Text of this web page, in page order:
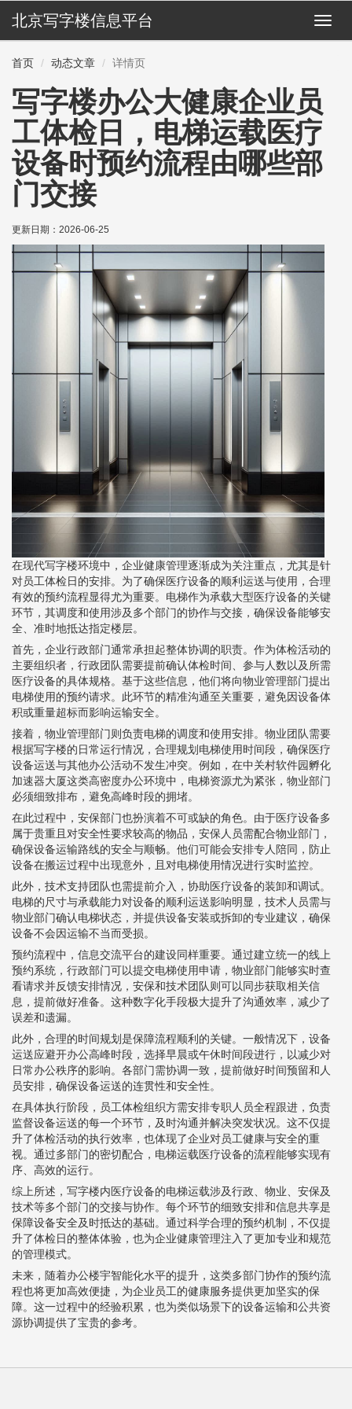
切
换
北京写字楼信息平台
首页 动态文章 详情页
写字楼办公大健康企业员
工体检日，电梯运载医疗
设备时预约流程由哪些部
门交接
更新日期： 2026-06-25
在现代写字楼环境中，企业健康管理逐渐成为关注重点，尤其是针
对员工体检日的安排。为了确保医疗设备的顺利运送与使用，合理
有效的预约流程显得尤为重要。电梯作为承载大型医疗设备的关键
环节，其调度和使用涉及多个部门的协作与交接，确保设备能够安
全、准时地抵达指定楼层。
首先，企业行政部门通常承担起整体协调的职责。作为体检活动的
主要组织者，行政团队需要提前确认体检时间、参与人数以及所需
医疗设备的具体规格。基于这些信息，他们将向物业管理部门提出
电梯使用的预约请求。此环节的精准沟通至关重要，避免因设备体
积或重量超标而影响运输安全。
接着，物业管理部门则负责电梯的调度和使用安排。物业团队需要
根据写字楼的日常运行情况，合理规划电梯使用时间段，确保医疗
设备运送与其他办公活动不发生冲突。例如，在中关村软件园孵化
加速器大厦这类高密度办公环境中，电梯资源尤为紧张，物业部门
必须细致排布，避免高峰时段的拥堵。
在此过程中，安保部门也扮演着不可或缺的角色。由于医疗设备多
属于贵重且对安全性要求较高的物品，安保人员需配合物业部门，
确保设备运输路线的安全与顺畅。他们可能会安排专人陪同，防止
设备在搬运过程中出现意外，且对电梯使用情况进行实时监控。
此外，技术支持团队也需提前介入，协助医疗设备的装卸和调试。
电梯的尺寸与承载能力对设备的顺利运送影响明显，技术人员需与
物业部门确认电梯状态，并提供设备安装或拆卸的专业建议，确保
设备不会因运输不当而受损。
预约流程中，信息交流平台的建设同样重要。通过建立统一的线上
预约系统，行政部门可以提交电梯使用申请，物业部门能够实时查
看请求并反馈安排情况，安保和技术团队则可以同步获取相关信
息，提前做好准备。这种数字化手段极大提升了沟通效率，减少了
误差和遗漏。
此外，合理的时间规划是保障流程顺利的关键。一般情况下，设备
运送应避开办公高峰时段，选择早晨或午休时间段进行，以减少对
日常办公秩序的影响。各部门需协调一致，提前做好时间预留和人
员安排，确保设备运送的连贯性和安全性。
在具体执行阶段，员工体检组织方需安排专职人员全程跟进，负责
监督设备运送的每一个环节，及时沟通并解决突发状况。这不仅提
升了体检活动的执行效率，也体现了企业对员工健康与安全的重
视。通过多部门的密切配合，电梯运载医疗设备的流程能够实现有
序、高效的运行。
综上所述，写字楼内医疗设备的电梯运载涉及行政、物业、安保及
技术等多个部门的交接与协作。每个环节的细致安排和信息共享是
保障设备安全及时抵达的基础。通过科学合理的预约机制，不仅提
升了体检日的整体体验，也为企业健康管理注入了更加专业和规范
的管理模式。
未来，随着办公楼宇智能化水平的提升，这类多部门协作的预约流
程也将更加高效便捷，为企业员工的健康服务提供更加坚实的保
障。这一过程中的经验积累，也为类似场景下的设备运输和公共资
源协调提供了宝贵的参考。